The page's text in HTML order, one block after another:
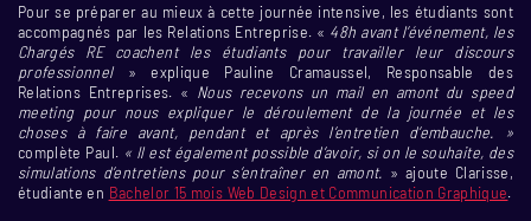
Pour se préparer au mieux à cette journée intensive, les étudiants sont
accompagnés par les Relations Entreprise. « 48h avant l’événement, les
Chargés RE coachent les étudiants pour travailler leur discours
professionnel» explique Pauline Cramaussel, Responsable des
Relations Entreprises. « Nous recevons un mail en amont du speed
meeting pour nous expliquer le déroulement de la journée et les
choses à faire avant, pendant et après l’entretien d’embauche. »
complète Paul. « Il est également possible d’avoir, si on le souhaite, des
simulations d’entretiens pour s’entraîner en amont. » ajoute Clarisse,
étudiante en Bachelor 15 mois Web Design et Communication Graphique.